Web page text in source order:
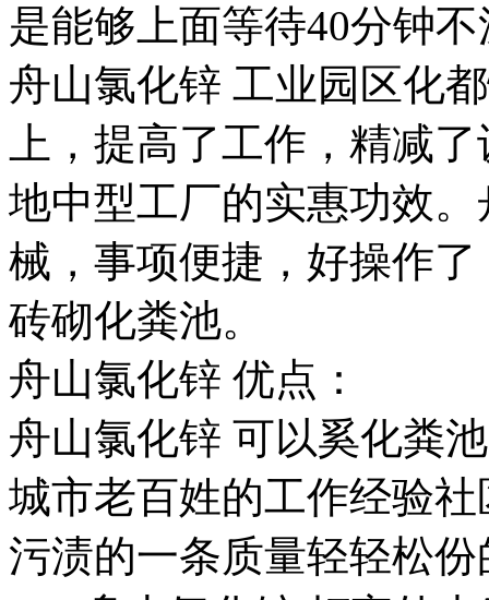
是能够上面等待40分钟
舟山氯化锌 工业园区化
上，提高了工作，精减
地中型工厂的实惠功效
械，事项便捷，好操作
砖砌化粪池。
舟山氯化锌 优点：
舟山氯化锌 可以奚化粪
城市老百姓的工作经验
污渍的一条质量轻轻松